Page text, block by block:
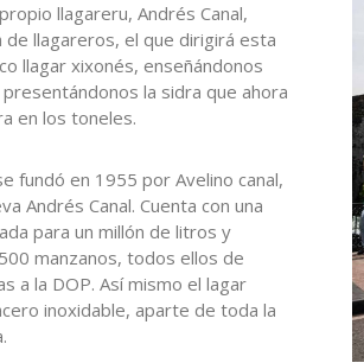
llagareru, Andrés Canal,
llagareros, el que dirigirá esta
llagar xixonés, enseñándonos
la sidra que ahora
en los toneles.
fundó en 1955 por Avelino canal,
Andrés Canal. Cuenta con una
para un millón de litros y
manzanos, todos ellos de
a la DOP. Así mismo el lagar
inoxidable, aparte de toda la